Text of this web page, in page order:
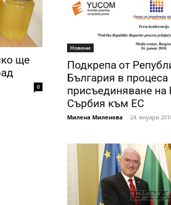
ще
0
Новини
Подкрепа от
България в процеса
присъединяване на
Сърбия към ЕС
Милена Миленова - 24. януари